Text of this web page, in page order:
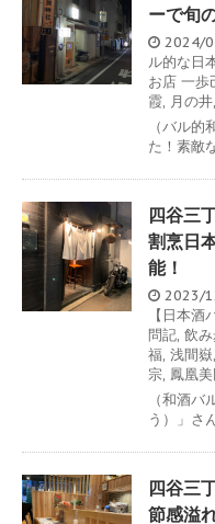
ーで旬
2024/
ル的な日
お店 一歩
霞, 月の井,
（バル
た！素敵
四谷三
割烹日
能！
2023/
【日本酒
問記, 飲
福, 浅間嶽,
宗, 鳳凰美
（和酒
う）」さ
四谷三
節感溢